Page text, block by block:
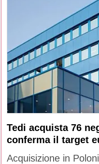
Tedi acquista 76
conferma il target
Acquisizione in